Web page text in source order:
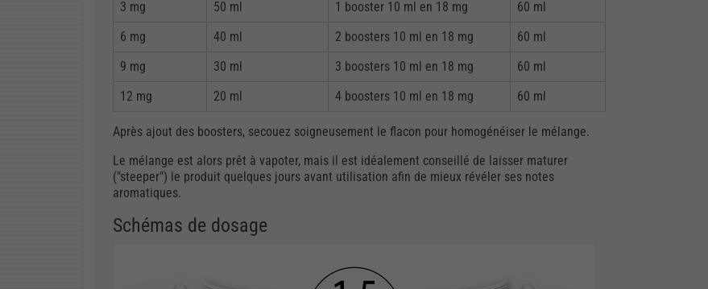
3 mg
50 ml 1 booster 10 ml en 18 mg
60 ml
6 mg
40 ml 2 boosters 10 ml en 18 mg
60 ml
9 mg
30 ml 3 boosters 10 ml en 18 mg
60 ml
12 mg
20 ml 4 boosters 10 ml en 18 mg 60 ml
Après ajout des boosters, secouez soigneusement le flacon pour homogénéiser le mélange.
Le mélange est alors prêt à vapoter, mais il est idéalement conseillé de laisser maturer
("steeper") le produit quelques jours avant utilisation afin de mieux révéler ses notes
aromatiques.
Schémas de dosage